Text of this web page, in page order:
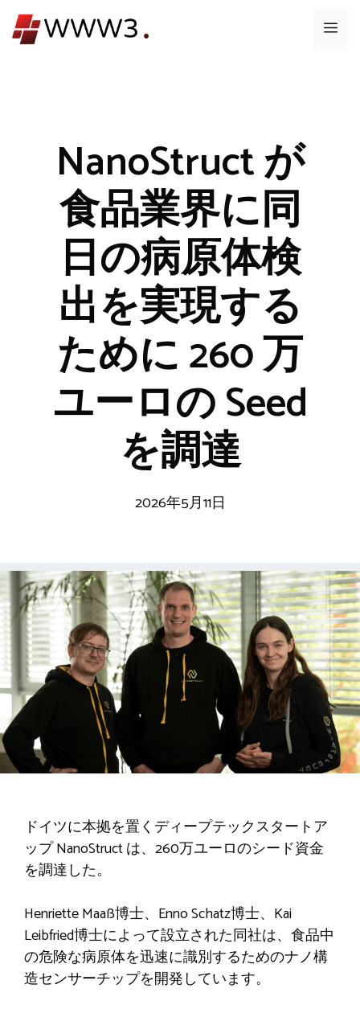
ン
メ
NanoStruct が
食品業界に同
日の病原体検
出を実現する
ために 260 万
ユーロの Seed
を調達
2026年5月11日
ドイツに本拠を置くディープテックスタートア
ップ NanoStruct は、260万ユーロのシード資金
を調達した。
Henriette Maaß博士、Enno Schatz博士、Kai
Leibfried博士によって設立された同社は、食品中
の危険な病原体を迅速に識別するためのナノ構
造センサーチップを開発しています。